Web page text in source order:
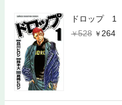
ドロップ 1
528
264